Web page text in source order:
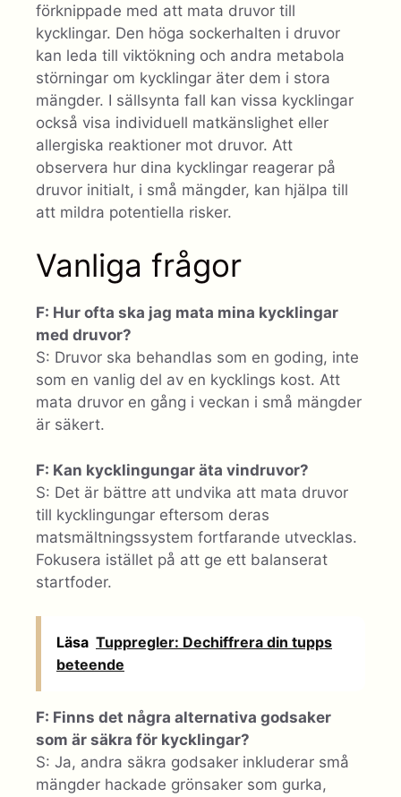
förknippade med att mata druvor till
kycklingar. Den höga sockerhalten i druvor
kan leda till viktökning och andra metabola
störningar om kycklingar äter dem i stora
mängder. I sällsynta fall kan vissa kycklingar
också visa individuell matkänslighet eller
allergiska reaktioner mot druvor. Att
observera hur dina kycklingar reagerar på
druvor initialt, i små mängder, kan hjälpa till
att mildra potentiella risker.
Vanliga frågor
F: Hur ofta ska jag mata mina kycklingar
med druvor?
S: Druvor ska behandlas som en goding, inte
som en vanlig del av en kycklings kost. Att
mata druvor en gång i veckan i små mängder
är säkert.
F: Kan kycklingungar äta vindruvor?
S: Det är bättre att undvika att mata druvor
till kycklingungar eftersom deras
matsmältningssystem fortfarande utvecklas.
Fokusera istället på att ge ett balanserat
startfoder.
Läsa Tuppregler: Dechiffrera din tupps
beteende
F: Finns det några alternativa godsaker
som är säkra för kycklingar?
S: Ja, andra säkra godsaker inkluderar små
mängder hackade grönsaker som gurka,